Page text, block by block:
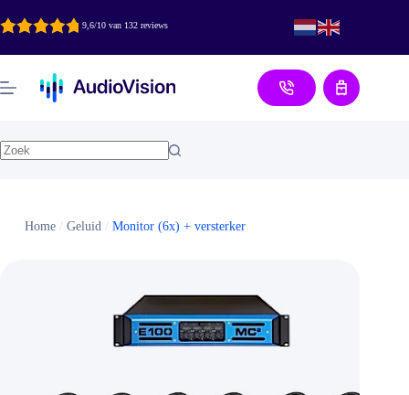
naar
inhoud
9,6/10 van 132 reviews
Aanvraag
Home/ Geluid/ Monitor (6x) + versterker